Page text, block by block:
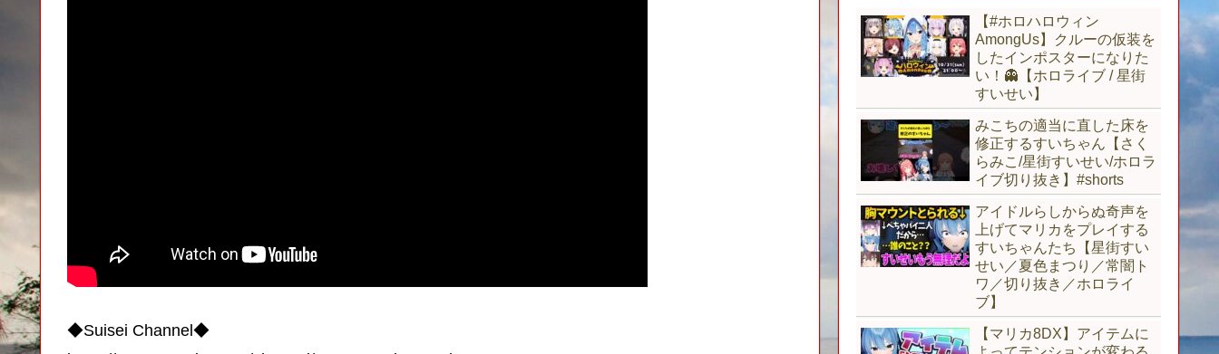
◆Suisei Channel◆
【#ホロハロウィン
AmongUs】クルーの仮装を
したインポスターになりた
い！👻【ホロライブ / 星街
すいせい】
みこちの適当に直した床を
修正するすいちゃん【さく
らみこ/星街すいせい/ホロラ
イブ切り抜き】#shorts
アイドルらしからぬ奇声を
上げてマリカをプレイする
すいちゃんたち【星街すい
せい／夏色まつり／常闇ト
ワ／切り抜き／ホロライ
ブ】
【マリカ8DX】アイテムに